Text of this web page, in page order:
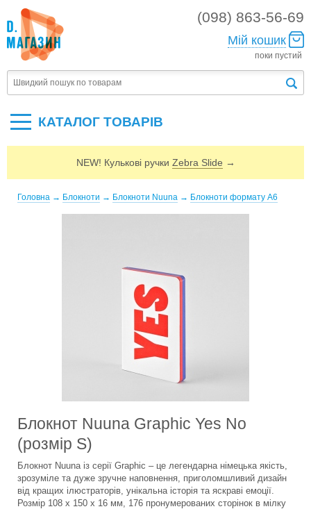
(098) 863-56-69
Мій кошик
поки пустий
КАТАЛОГ ТОВАРIВ
NEW! Кулькові ручки Zebra Slide →
Головна → Блокноти → Блокноти Nuuna → Блокноти формату А6
Блокнот Nuuna Graphic Yes No
(розмір S)
Блокнот Nuuna із серії Graphic – це легендарна німецька якість,
зрозуміле та дуже зручне наповнення, приголомшливий дизайн
від кращих ілюстраторів, унікальна історія та яскраві емоції.
Розмір 108 x 150 x 16 мм, 176 пронумерованих сторінок в мілку